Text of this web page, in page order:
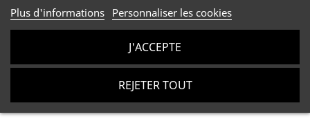
Plus d'informations Personnaliser les cookies
REJETER TOUT
J'ACCEPTE